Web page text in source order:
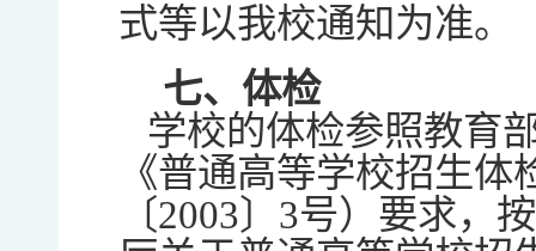
式等以我校通知为准。
七、体检
学校的体检参照教育
《普通高等学校招生
〔2003〕3号）要求，